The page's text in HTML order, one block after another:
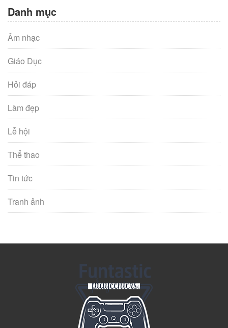
Danh mục
Âm nhạc
Giáo Dục
Hỏi đáp
Làm đẹp
Lễ hội
Thể thao
Tin tức
Tranh ảnh